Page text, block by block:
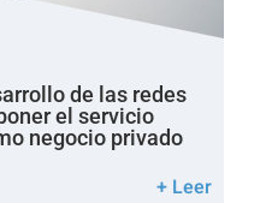
de las redes
el servicio
negocio privado
+ Leer